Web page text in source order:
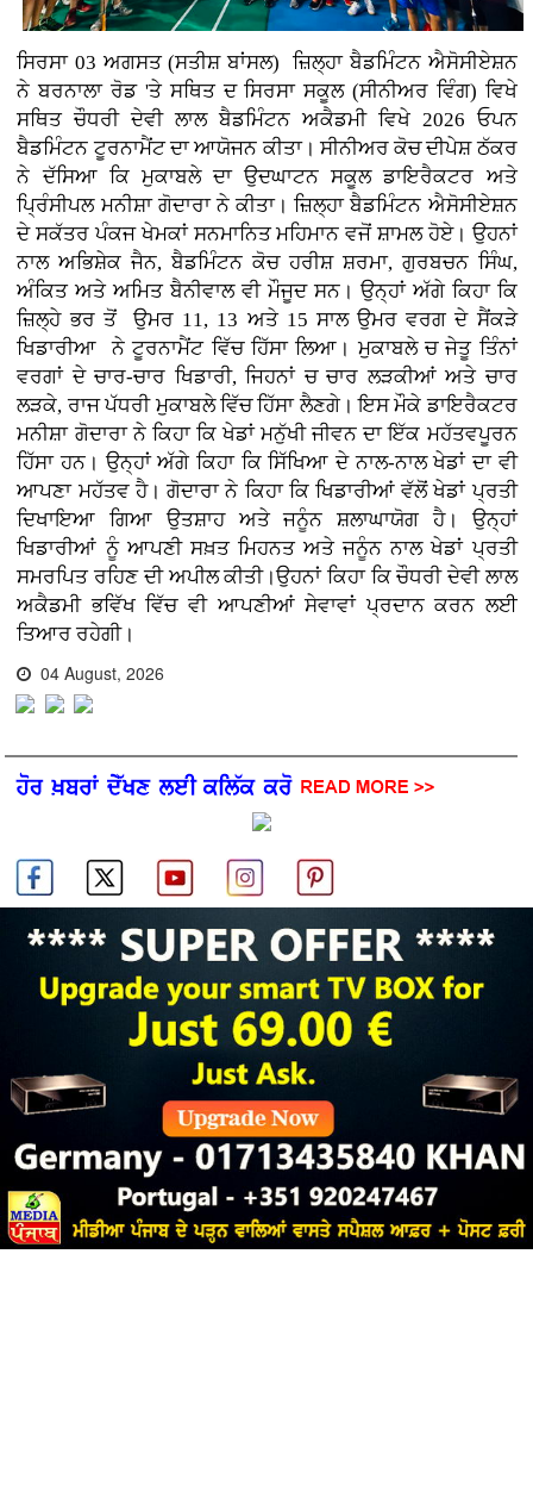
ਸਿਰਸਾ 03 ਅਗਸਤ (ਸਤੀਸ਼ ਬਾਂਸਲ)
ਜ਼ਿਲ੍ਹਾ ਬੈਡਮਿੰਟਨ ਐਸੋਸੀਏਸ਼ਨ
ਨੇ ਬਰਨਾਲਾ ਰੋਡ 'ਤੇ ਸਥਿਤ ਦ ਸਿਰਸਾ ਸਕੂਲ (ਸੀਨੀਅਰ ਵਿੰਗ) ਵਿਖੇ
ਸਥਿਤ ਚੌਧਰੀ ਦੇਵੀ ਲਾਲ ਬੈਡਮਿੰਟਨ ਅਕੈਡਮੀ ਵਿਖੇ 2026 ਓਪਨ
ਬੈਡਮਿੰਟਨ ਟੂਰਨਾਮੈਂਟ ਦਾ ਆਯੋਜਨ ਕੀਤਾ। ਸੀਨੀਅਰ ਕੋਚ ਦੀਪੇਸ਼ ਠੱਕਰ
ਨੇ ਦੱਸਿਆ ਕਿ ਮੁਕਾਬਲੇ ਦਾ ਉਦਘਾਟਨ ਸਕੂਲ ਡਾਇਰੈਕਟਰ ਅਤੇ
ਪ੍ਰਿੰਸੀਪਲ ਮਨੀਸ਼ਾ ਗੋਦਾਰਾ ਨੇ ਕੀਤਾ। ਜ਼ਿਲ੍ਹਾ ਬੈਡਮਿੰਟਨ ਐਸੋਸੀਏਸ਼ਨ
ਦੇ ਸਕੱਤਰ ਪੰਕਜ ਖੇਮਕਾਂ ਸਨਮਾਨਿਤ ਮਹਿਮਾਨ ਵਜੋਂ ਸ਼ਾਮਲ ਹੋਏ। ਉਹਨਾਂ
ਨਾਲ ਅਭਿਸ਼ੇਕ ਜੈਨ, ਬੈਡਮਿੰਟਨ ਕੋਚ ਹਰੀਸ਼ ਸ਼ਰਮਾ, ਗੁਰਬਚਨ ਸਿੰਘ,
ਅੰਕਿਤ ਅਤੇ ਅਮਿਤ ਬੈਨੀਵਾਲ ਵੀ ਮੌਜੂਦ ਸਨ। ਉਨ੍ਹਾਂ ਅੱਗੇ ਕਿਹਾ ਕਿ
ਜ਼ਿਲ੍ਹੇ ਭਰ ਤੋਂ ਉਮਰ 11, 13 ਅਤੇ 15 ਸਾਲ ਉਮਰ ਵਰਗ ਦੇ ਸੈਂਕੜੇ
ਖਿਡਾਰੀਆ ਨੇ ਟੂਰਨਾਮੈਂਟ ਵਿੱਚ ਹਿੱਸਾ ਲਿਆ। ਮੁਕਾਬਲੇ ਚ ਜੇਤੂ ਤਿੰਨਾਂ
ਵਰਗਾਂ ਦੇ ਚਾਰ-ਚਾਰ ਖਿਡਾਰੀ, ਜਿਹਨਾਂ ਚ ਚਾਰ ਲੜਕੀਆਂ ਅਤੇ ਚਾਰ
ਲੜਕੇ, ਰਾਜ ਪੱਧਰੀ ਮੁਕਾਬਲੇ ਵਿੱਚ ਹਿੱਸਾ ਲੈਣਗੇ। ਇਸ ਮੌਕੇ ਡਾਇਰੈਕਟਰ
ਮਨੀਸ਼ਾ ਗੋਦਾਰਾ ਨੇ ਕਿਹਾ ਕਿ ਖੇਡਾਂ ਮਨੁੱਖੀ ਜੀਵਨ ਦਾ ਇੱਕ ਮਹੱਤਵਪੂਰਨ
ਹਿੱਸਾ ਹਨ। ਉਨ੍ਹਾਂ ਅੱਗੇ ਕਿਹਾ ਕਿ ਸਿੱਖਿਆ ਦੇ ਨਾਲ-ਨਾਲ ਖੇਡਾਂ ਦਾ ਵੀ
ਆਪਣਾ ਮਹੱਤਵ ਹੈ। ਗੋਦਾਰਾ ਨੇ ਕਿਹਾ ਕਿ ਖਿਡਾਰੀਆਂ ਵੱਲੋਂ ਖੇਡਾਂ ਪ੍ਰਤੀ
ਦਿਖਾਇਆ ਗਿਆ ਉਤਸ਼ਾਹ ਅਤੇ ਜਨੂੰਨ ਸ਼ਲਾਘਾਯੋਗ ਹੈ। ਉਨ੍ਹਾਂ
ਖਿਡਾਰੀਆਂ ਨੂੰ ਆਪਣੀ ਸਖ਼ਤ ਮਿਹਨਤ ਅਤੇ ਜਨੂੰਨ ਨਾਲ ਖੇਡਾਂ ਪ੍ਰਤੀ
ਸਮਰਪਿਤ ਰਹਿਣ ਦੀ ਅਪੀਲ ਕੀਤੀ।ਉਹਨਾਂ ਕਿਹਾ ਕਿ ਚੌਧਰੀ ਦੇਵੀ ਲਾਲ
ਅਕੈਡਮੀ ਭਵਿੱਖ ਵਿੱਚ ਵੀ ਆਪਣੀਆਂ ਸੇਵਾਵਾਂ ਪ੍ਰਦਾਨ ਕਰਨ ਲਈ
ਤਿਆਰ ਰਹੇਗੀ।
04 August, 2026